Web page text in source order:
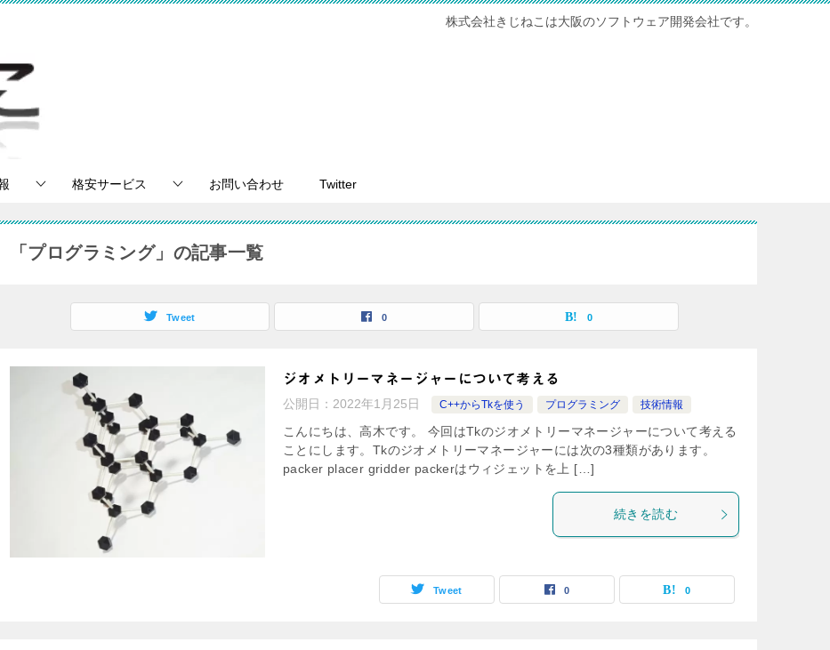
株式会社きじねこは大阪のソフトウェア開発会社です。
格安サービス お問い合わせ Twitter
「プログラミング」の記事一覧
Tweet 0 0
ジオメトリーマネージャーについて考える
公開日： 2022年1月25日 C++からTkを使う プログラミング 技術情報
こんにちは、高木です。 今回はTkのジオメトリーマネージャーについて考える
ことにします。Tkのジオメトリーマネージャーには次の3種類があります。
packer placer gridder packerはウィジェットを上 […]
続きを読む
Tweet 0 0